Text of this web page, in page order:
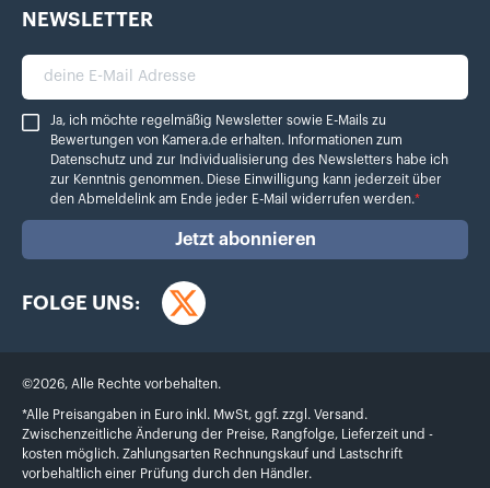
NEWSLETTER
deine E-Mail Adresse
Ja, ich möchte regelmäßig Newsletter sowie E-Mails zu Bewertungen von
Ja, ich möchte regelmäßig Newsletter sowie E-Mails zu
Bewertungen von Kamera.de erhalten. Informationen zum
Datenschutz und zur Individualisierung des Newsletters habe ich
zur Kenntnis genommen. Diese Einwilligung kann jederzeit über
den Abmeldelink am Ende jeder E-Mail widerrufen werden.*
Jetzt abonnieren
FOLGE UNS:
Twitter
©2026, Alle Rechte vorbehalten.
*Alle Preisangaben in Euro inkl. MwSt, ggf. zzgl. Versand.
Zwischenzeitliche Änderung der Preise, Rangfolge, Lieferzeit und -
kosten möglich. Zahlungsarten Rechnungskauf und Lastschrift
vorbehaltlich einer Prüfung durch den Händler.